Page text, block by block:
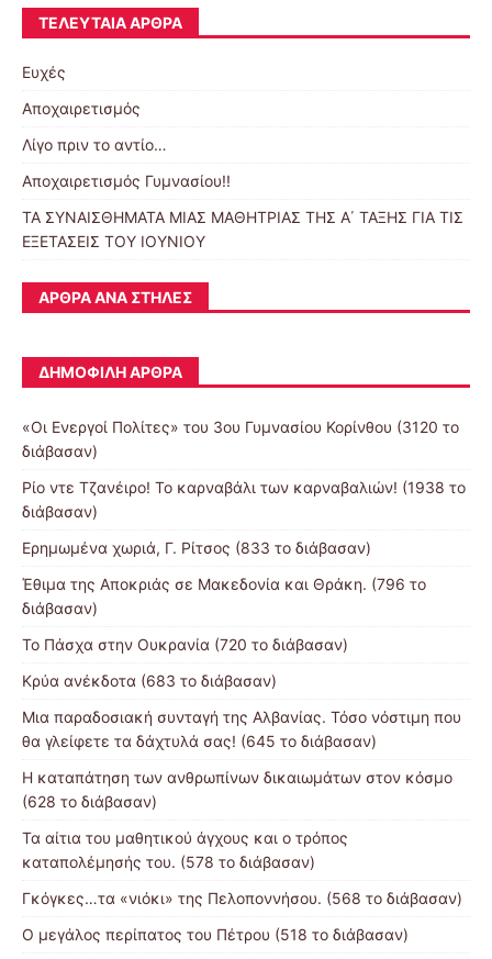
ΤΕΛΕΥΤΑΊΑ ΆΡΘΡΑ
Ευχές
Αποχαιρετισμός
Λίγο πριν το αντίο…
Αποχαιρετισμός Γυμνασίου!!
ΤΑ ΣΥΝΑΙΣΘΗΜΑΤΑ ΜΙΑΣ ΜΑΘΗΤΡΙΑΣ ΤΗΣ Α΄ ΤΑΞΗΣ ΓΙΑ ΤΙΣ
ΕΞΕΤΑΣΕΙΣ ΤΟΥ ΙΟΥΝΙΟΥ
ΆΡΘΡΑ ΑΝΆ ΣΤΉΛΕΣ
ΔΗΜΟΦΙΛΉ ΆΡΘΡΑ
«Οι Ενεργοί Πολίτες» του 3ου Γυμνασίου Κορίνθου (3120 το
διάβασαν)
Ρίο ντε Τζανέιρο! Το καρναβάλι των καρναβαλιών! (1938 το
διάβασαν)
Ερημωμένα χωριά, Γ. Ρίτσος (833 το διάβασαν)
Έθιμα της Αποκριάς σε Μακεδονία και Θράκη. (796 το
διάβασαν)
Το Πάσχα στην Ουκρανία (720 το διάβασαν)
Κρύα ανέκδοτα (683 το διάβασαν)
Μια παραδοσιακή συνταγή της Αλβανίας. Τόσο νόστιμη που
θα γλείφετε τα δάχτυλά σας! (645 το διάβασαν)
Η καταπάτηση των ανθρωπίνων δικαιωμάτων στον κόσμο
(628 το διάβασαν)
Τα αίτια του μαθητικού άγχους και ο τρόπος
καταπολέμησής του. (578 το διάβασαν)
Γκόγκες…τα «νιόκι» της Πελοποννήσου. (568 το διάβασαν)
Ο μεγάλος περίπατος του Πέτρου (518 το διάβασαν)